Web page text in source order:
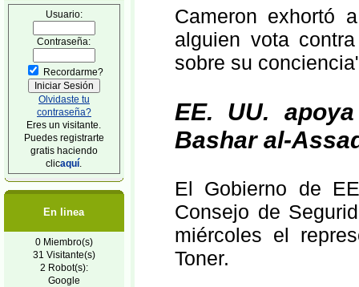
Usuario:
Contraseña:
Recordarme?
Olvidaste tu
contraseña?
Eres un visitante.
Puedes registrarte
gratis haciendo
clicaquí
En linea
0 Miembro(s)
31 Visitante(s)
2 Robot(s):
Google
Cameron exhortó
alguien vota
sobre su
EE. UU.
Bashar al-
El Gobierno de
Consejo de
miércoles el
Toner.